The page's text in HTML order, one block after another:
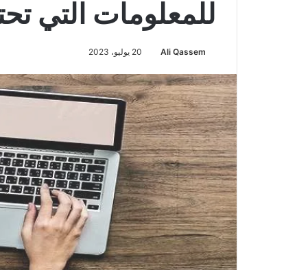
للمعلومات التي
Ali Qassem 20 يوليو، 2023